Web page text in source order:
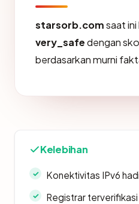
starsorb.comsaat
very_safedengan
berdasarkan murni
Kelebihan
Konektivitas IPv6
Registrar terverifikasi